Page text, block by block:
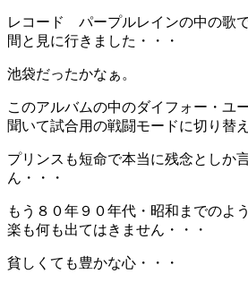
レコード パープルレインの中の歌
間と見に行きました・・・
池袋だったかなぁ。
このアルバムの中のダイフォー・ユ
聞いて試合用の戦闘モードに切り替
プリンスも短命で本当に残念としか
ん・・・
もう８０年９０年代・昭和までのよ
楽も何も出てはきません・・・
貧しくても豊かな心・・・